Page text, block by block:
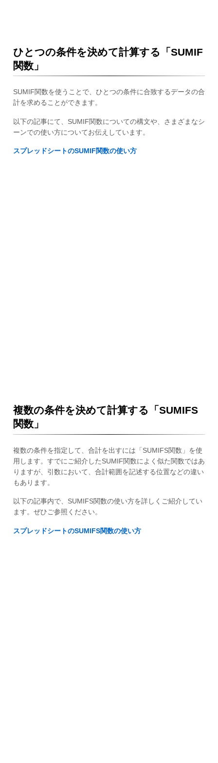
ひとつの条件を決めて計算する「SUMIF
関数」
SUMIF関数を使うことで、ひとつの条件に合致するデータの合
計を求めることができます。
以下の記事にて、SUMIF関数についての構文や、さまざまなシ
ーンでの使い方についてお伝えしています。
スプレッドシートのSUMIF関数の使い方
複数の条件を決めて計算する「SUMIFS
関数」
複数の条件を指定して、合計を出すには「SUMIFS関数」を使
用します。すでにご紹介したSUMIF関数によく似た関数ではあ
りますが、引数において、合計範囲を記述する位置などの違い
もあります。
以下の記事内で、SUMIFS関数の使い方を詳しくご紹介してい
ます。ぜひご参照ください。
スプレッドシートのSUMIFS関数の使い方